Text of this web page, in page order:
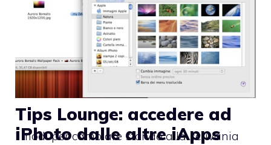
I modi per cambiare sfondo alla scrivania
Tips Lounge: accedere ad
iPhoto dalle altre iApps